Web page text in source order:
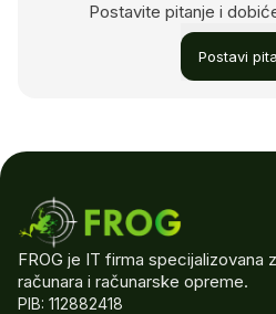
Postavite pitanje i
Postavi
FROG je IT firma specijalizovana
računara i računarske opreme.
PIB: 112882418